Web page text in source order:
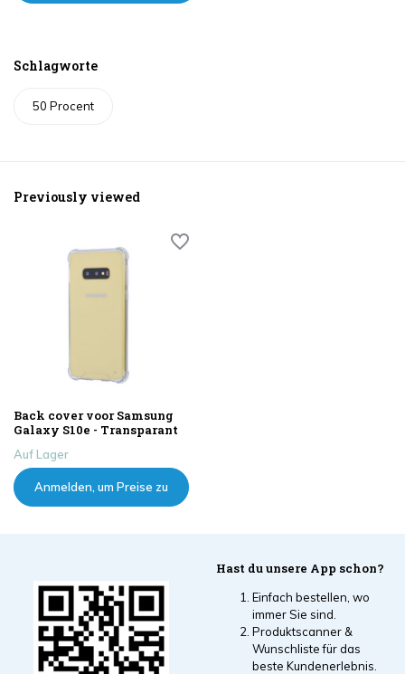
Schlagworte
50 Procent
Previously viewed
Back cover voor Samsung
Galaxy S10e - Transparant
Auf Lager
Anmelden, um Preise zu
Hast du unsere App schon?
Einfach bestellen, wo
immer Sie sind.
Produktscanner &
Wunschliste für das
beste Kundenerlebnis.